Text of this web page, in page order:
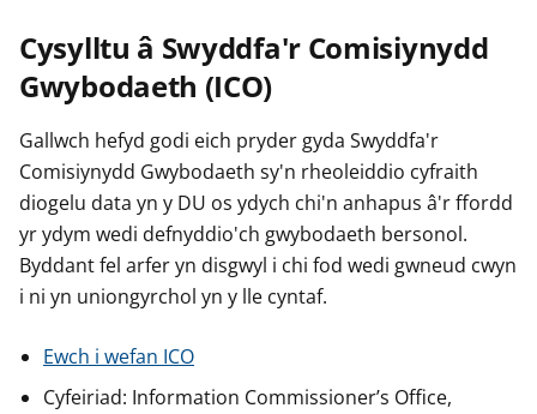
Cysylltu â Swyddfa'r Comisiynydd
Gwybodaeth (ICO)
Gallwch hefyd godi eich pryder gyda Swyddfa'r
Comisiynydd Gwybodaeth sy'n rheoleiddio cyfraith
diogelu data yn y DU os ydych chi'n anhapus â'r ffordd
yr ydym wedi defnyddio'ch gwybodaeth bersonol.
Byddant fel arfer yn disgwyl i chi fod wedi gwneud cwyn
i ni yn uniongyrchol yn y lle cyntaf.
Ewch i wefan ICO
Cyfeiriad: Information Commissioner’s Office,